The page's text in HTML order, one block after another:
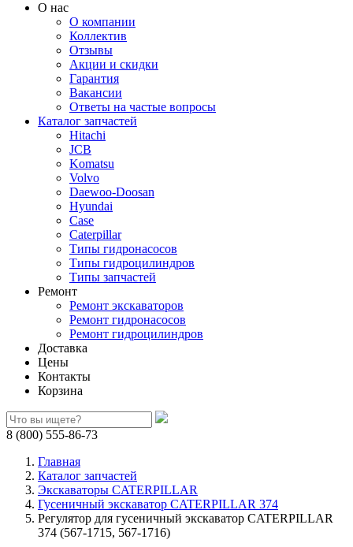
О нас
О компании
Коллектив
Отзывы
Акции и скидки
Гарантия
Вакансии
Ответы на частые вопросы
Каталог запчастей
Hitachi
JCB
Komatsu
Volvo
Daewoo-Doosan
Hyundai
Case
Caterpillar
Типы гидронасосов
Типы гидроцилиндров
Типы запчастей
Ремонт
Ремонт экскаваторов
Ремонт гидронасосов
Ремонт гидроцилиндров
Доставка
Цены
Контакты
Корзина
8 (800) 555-86-73
Главная
Каталог запчастей
Экскаваторы CATERPILLAR
Гусеничный экскаватор CATERPILLAR 374
Регулятор для гусеничный экскаватор CATERPILLAR
374 (567-1715, 567-1716)